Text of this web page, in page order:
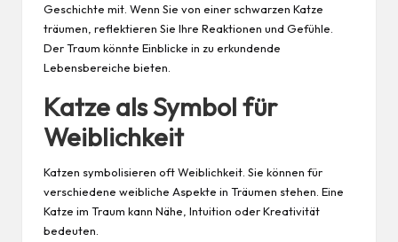
Geschichte mit. Wenn Sie von einer schwarzen Katze
träumen, reflektieren Sie Ihre Reaktionen und Gefühle.
Der Traum könnte Einblicke in zu erkundende
Lebensbereiche bieten.
Katze als Symbol für
Weiblichkeit
Katzen symbolisieren oft Weiblichkeit. Sie können für
verschiedene weibliche Aspekte in Träumen stehen. Eine
Katze im Traum kann Nähe, Intuition oder Kreativität
bedeuten.